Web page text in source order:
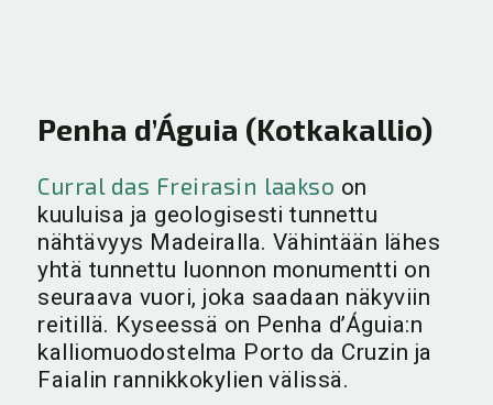
Penha d’Águia (Kotkakallio)
Curral das Freirasin laakso on
kuuluisa ja geologisesti tunnettu
nähtävyys Madeiralla. Vähintään lähes
yhtä tunnettu luonnon monumentti on
seuraava vuori, joka saadaan näkyviin
reitillä. Kyseessä on Penha d’Águia:n
kalliomuodostelma Porto da Cruzin ja
Faialin rannikkokylien välissä.